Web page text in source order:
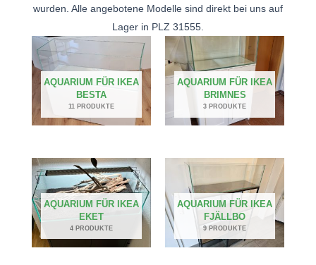
wurden. Alle angebotene Modelle sind direkt bei uns auf
Lager in PLZ 31555.
AQUARIUM FÜR IKEA
BESTA
11 PRODUKTE
AQUARIUM FÜR IKEA
BRIMNES
3 PRODUKTE
AQUARIUM FÜR IKEA
EKET
4 PRODUKTE
AQUARIUM FÜR IKEA
FJÄLLBO
9 PRODUKTE